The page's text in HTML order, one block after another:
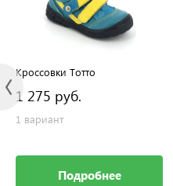
Кроссовки Тотто
1 275 руб.
1 вариант
Подробнее